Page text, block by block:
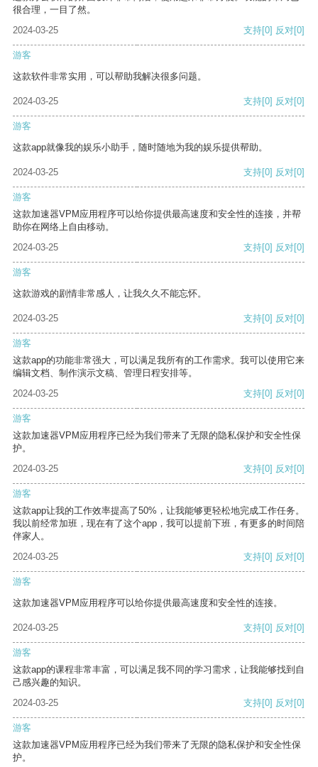
很合理，一目了然。
2024-03-25
支持[0] 反对[0]
游客
这款软件非常实用，可以帮助我解决很多问题。
2024-03-25 支持[0] 反对[0]
游客
这款app就像我的娱乐小助手，随时随地为我的娱乐提供帮助。
2024-03-25 支持[0] 反对[0]
游客
这款加速器VPM应用程序可以给你提供最高速度和安全性的连接，并帮
助你在网络上自由移动。
2024-03-25
支持[0] 反对[0]
游客
这款游戏的剧情非常感人，让我久久不能忘怀。
2024-03-25 支持[0] 反对[0]
游客
这款app的功能非常强大，可以满足我所有的工作需求。我可以使用它来
编辑文档、制作演示文稿、管理日程安排等。
2024-03-25
支持[0] 反对[0]
游客
这款加速器VPM应用程序已经为我们带来了无限的隐私保护和安全性保
护。
2024-03-25
支持[0] 反对[0]
游客
这款app让我的工作效率提高了50%，让我能够更轻松地完成工作任务。
我以前经常加班，现在有了这个app，我可以提前下班，有更多的时间陪
伴家人。
2024-03-25
支持[0] 反对[0]
游客
这款加速器VPM应用程序可以给你提供最高速度和安全性的连接。
2024-03-25 支持[0] 反对[0]
游客
这款app的课程非常丰富，可以满足我不同的学习需求，让我能够找到自
己感兴趣的知识。
2024-03-25
支持[0] 反对[0]
游客
这款加速器VPM应用程序已经为我们带来了无限的隐私保护和安全性保
护。